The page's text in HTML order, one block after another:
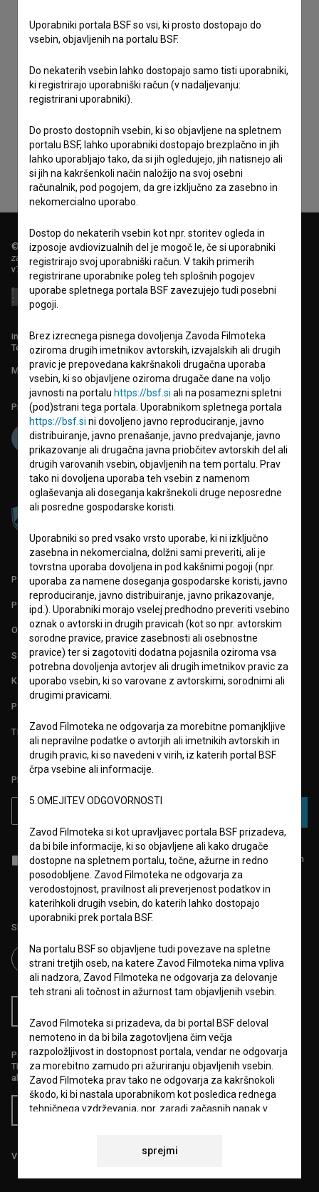
Sprejemamsplošne pogoje
zbiranje, hrambo in obdelavo osebnih podatkov.
© 2018-2026, Filmoteka,
zavod za širjenje filmske kulture
v7.151.0
info@filmoteka.si
Tehnična pomoč: podpora@bsf.si
Mednarodna številka ISSN 2670-787X
Projekt sofinancira:
PARTNERJI
POGOJI UPORABE
O PROJEKTU
STATISTIKA
KONTAKT
POGOSTA VPRAŠANJA
TEST FUNKCIONALNOSTI
PRIJAVITE SE NA BSF NOVIČNIK:
Sprejemamsplošne pogojein dajemsoglasje za zbiranje, hrambo in
obdelavo osebnih podatkov.
Sledite nam na:
Podprite nas z donacijo na
TRR: SI56 6100 0001 5706 684,
ali s kreditno kartico:
Doniraj
Vse cene vsebujejo DDV.
Uporabniki portala BSF so vsi, ki prosto dostopajo do
vsebin, objavljenih na portalu BSF.
Do nekaterih vsebin lahko dostopajo samo tisti uporabniki,
ki registrirajo uporabniški račun (v nadaljevanju:
registrirani uporabniki).
Do prosto dostopnih vsebin, ki so objavljene na spletnem
portalu BSF, lahko uporabniki dostopajo brezplačno in jih
lahko uporabljajo tako, da si jih ogledujejo, jih natisnejo ali
si jih na kakršenkoli način naložijo na svoj osebni
računalnik, pod pogojem, da gre izključno za zasebno in
nekomercialno uporabo.
Dostop do nekaterih vsebin kot npr. storitev ogleda in
izposoje avdiovizualnih del je mogoč le, če si uporabniki
registrirajo svoj uporabniški račun. V takih primerih
registrirane uporabnike poleg teh splošnih pogojev
uporabe spletnega portala BSF zavezujejo tudi posebni
pogoji.
Brez izrecnega pisnega dovoljenja Zavoda Filmoteka
oziroma drugih imetnikov avtorskih, izvajalskih ali drugih
pravic je prepovedana kakršnakoli drugačna uporaba
vsebin, ki so objavljene oziroma drugače dane na voljo
javnosti na portalu https://bsf.si ali na posamezni spletni
(pod)strani tega portala. Uporabnikom spletnega portala
https://bsf.si ni dovoljeno javno reproduciranje, javno
distribuiranje, javno prenašanje, javno predvajanje, javno
prikazovanje ali drugačna javna priobčitev avtorskih del ali
drugih varovanih vsebin, objavljenih na tem portalu. Prav
tako ni dovoljena uporaba teh vsebin z namenom
oglaševanja ali doseganja kakršnekoli druge neposredne
ali posredne gospodarske koristi.
Uporabniki so pred vsako vrsto uporabe, ki ni izključno
zasebna in nekomercialna, dolžni sami preveriti, ali je
tovrstna uporaba dovoljena in pod kakšnimi pogoji (npr.
uporaba za namene doseganja gospodarske koristi, javno
reproduciranje, javno distribuiranje, javno prikazovanje,
ipd.). Uporabniki morajo vselej predhodno preveriti vsebino
oznak o avtorski in drugih pravicah (kot so npr. avtorskim
sorodne pravice, pravice zasebnosti ali osebnostne
pravice) ter si zagotoviti dodatna pojasnila oziroma vsa
potrebna dovoljenja avtorjev ali drugih imetnikov pravic za
uporabo vsebin, ki so varovane z avtorskimi, sorodnimi ali
drugimi pravicami.
Zavod Filmoteka ne odgovarja za morebitne pomanjkljive
ali nepravilne podatke o avtorjih ali imetnikih avtorskih in
drugih pravic, ki so navedeni v virih, iz katerih portal BSF
črpa vsebine ali informacije.
5.OMEJITEV ODGOVORNOSTI
Zavod Filmoteka si kot upravljavec portala BSF prizadeva,
da bi bile informacije, ki so objavljene ali kako drugače
dostopne na spletnem portalu, točne, ažurne in redno
posodobljene. Zavod Filmoteka ne odgovarja za
verodostojnost, pravilnost ali preverjenost podatkov in
katerihkoli drugih vsebin, do katerih lahko dostopajo
uporabniki prek portala BSF.
Na portalu BSF so objavljene tudi povezave na spletne
strani tretjih oseb, na katere Zavod Filmoteka nima vpliva
ali nadzora, Zavod Filmoteka ne odgovarja za delovanje
teh strani ali točnost in ažurnost tam objavljenih vsebin.
Zavod Filmoteka si prizadeva, da bi portal BSF deloval
nemoteno in da bi bila zagotovljena čim večja
razpoložljivost in dostopnost portala, vendar ne odgovarja
za morebitno zamudo pri ažuriranju objavljenih vsebin.
Zavod Filmoteka prav tako ne odgovarja za kakršnokoli
škodo, ki bi nastala uporabnikom kot posledica rednega
tehničnega vzdrževanja, npr. zaradi začasnih napak v
vse napake odpraviti v najkrajšem možnem času.
sprejmi